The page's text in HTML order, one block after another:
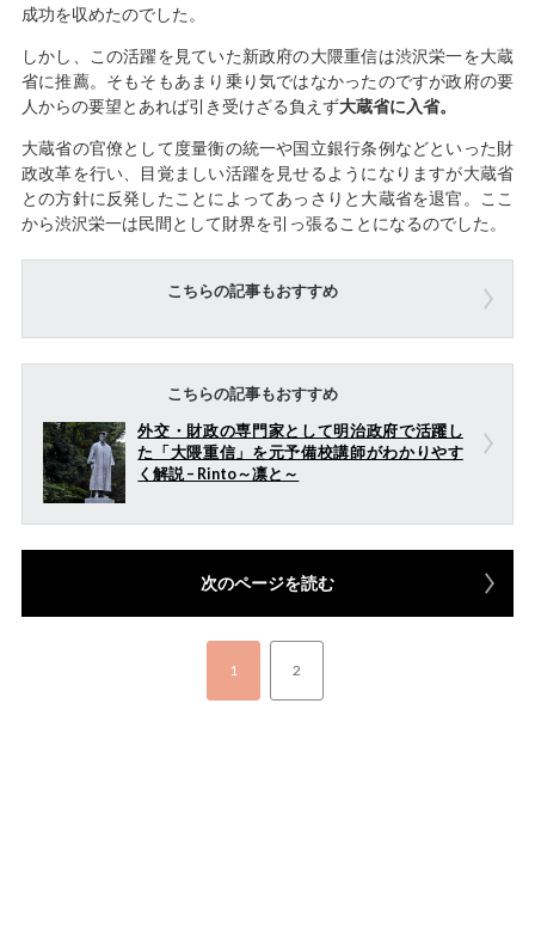
成功を収めたのでした。
しかし、この活躍を見ていた新政府の大隈重信は渋沢栄一を大蔵
省に推薦。そもそもあまり乗り気ではなかったのですが政府の要
人からの要望とあれば引き受けざる負えず大蔵省に入省。
大蔵省の官僚として度量衡の統一や国立銀行条例などといった財
政改革を行い、目覚ましい活躍を見せるようになりますが大蔵省
との方針に反発したことによってあっさりと大蔵省を退官。ここ
から渋沢栄一は民間として財界を引っ張ることになるのでした。
こちらの記事もおすすめ
こちらの記事もおすすめ
外交・財政の専門家として明治政府で活躍し
た「大隈重信」を元予備校講師がわかりやす
く解説 – Rinto～凛と～
次のページを読む
1 2